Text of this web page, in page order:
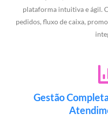
plataforma intuitiva e ágil.
pedidos, fluxo de caixa,
Gestão